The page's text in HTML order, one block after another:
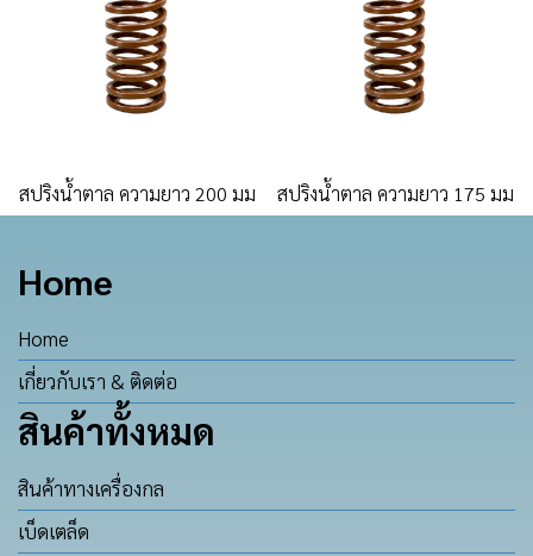
สปริงน้ำตาล ความยาว 200 มม สปริงน้ำตาล ความยาว 175 มม
Home
Home
เกี่ยวกับเรา & ติดต่อ
สินค้าทั้งหมด
สินค้าทางเครื่องกล
เบ็ดเตล็ด